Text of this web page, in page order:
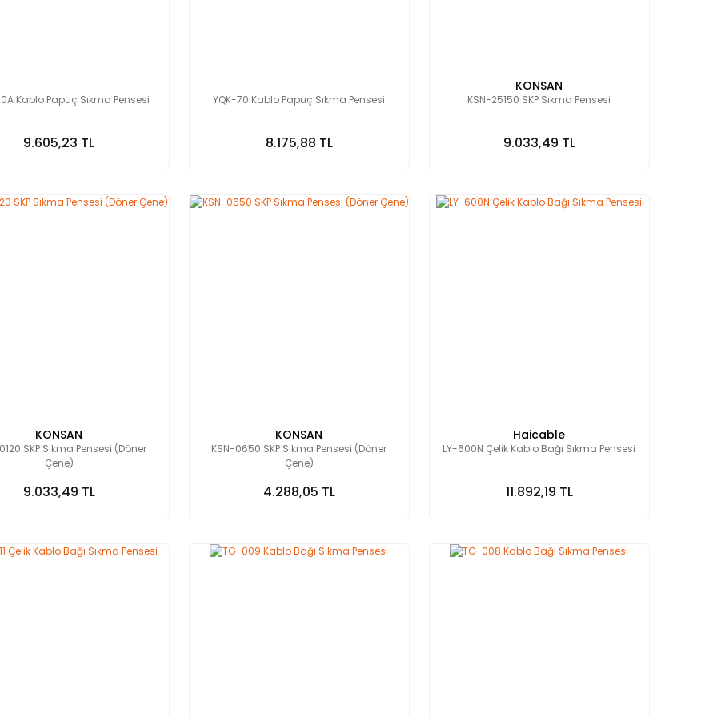
Kablo Papuç Sıkma Pensesi
9.605,23 TL
YQK-70 Kablo Papuç Sıkma Pensesi
8.175,88 TL
KONSAN
KSN-25150 SKP Sıkma Pensesi
9.033,49 TL
KONSAN
SKP Sıkma Pensesi (Döner
Çene)
9.033,49 TL
KONSAN
KSN-0650 SKP Sıkma Pensesi (Döner
Çene)
4.288,05 TL
Haicable
LY-600N Çelik Kablo Bağı Sıkma Pensesi
11.892,19 TL